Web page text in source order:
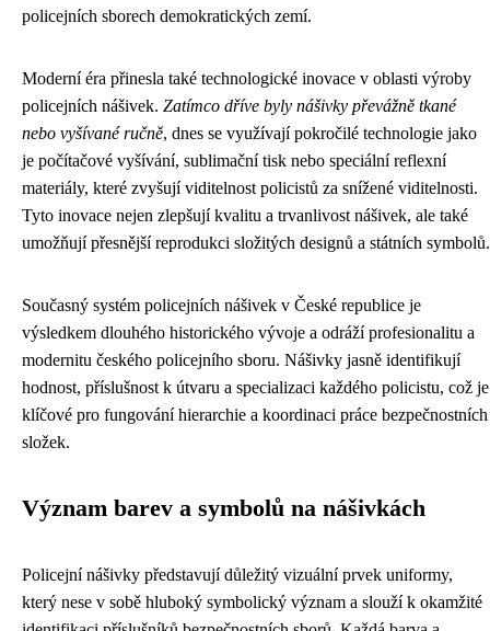
policejních sborech demokratických zemí.
Moderní éra přinesla také technologické inovace v oblasti výroby
policejních nášivek. Zatímco dříve byly nášivky převážně tkané
nebo vyšívané ručně, dnes se využívají pokročilé technologie jako
je počítačové vyšívání, sublimační tisk nebo speciální reflexní
materiály, které zvyšují viditelnost policistů za snížené viditelnosti.
Tyto inovace nejen zlepšují kvalitu a trvanlivost nášivek, ale také
umožňují přesnější reprodukci složitých designů a státních symbolů.
Současný systém policejních nášivek v České republice je
výsledkem dlouhého historického vývoje a odráží profesionalitu a
modernitu českého policejního sboru. Nášivky jasně identifikují
hodnost, příslušnost k útvaru a specializaci každého policistu, což je
klíčové pro fungování hierarchie a koordinaci práce bezpečnostních
složek.
Význam barev a symbolů na nášivkách
Policejní nášivky představují důležitý vizuální prvek uniformy,
který nese v sobě hluboký symbolický význam a slouží k okamžité